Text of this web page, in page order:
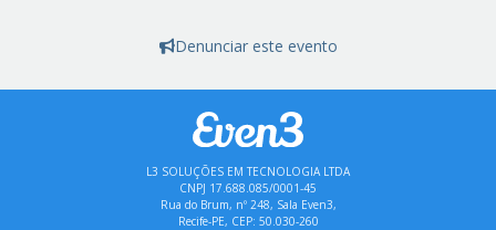
Denunciar este evento
L3 SOLUÇÕES EM TECNOLOGIA LTDA
CNPJ 17.688.085/0001-45
Rua do Brum, nº 248, Sala Even3,
Recife-PE, CEP: 50.030-260